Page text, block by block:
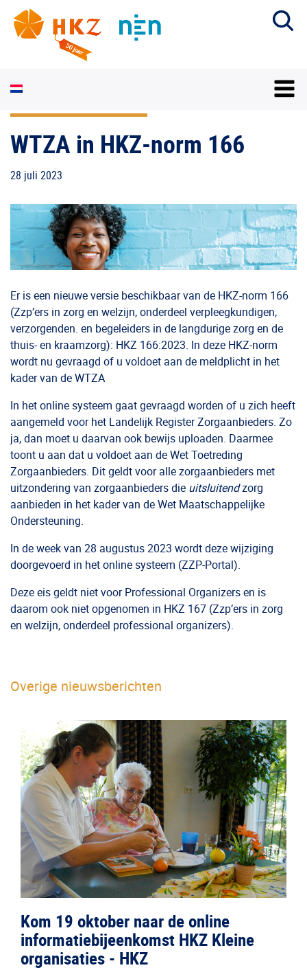
WTZA in HKZ-norm 166
28 juli 2023
Er is een nieuwe versie beschikbaar van de HKZ-norm 166
(Zzp’ers in zorg en welzijn, onderdeel verpleegkundigen,
verzorgenden. en begeleiders in de langdurige zorg en de
thuis- en kraamzorg): HKZ 166:2023. In deze HKZ-norm
wordt nu gevraagd of u voldoet aan de meldplicht in het
kader van de WTZA
In het online systeem gaat gevraagd worden of u zich heeft
aangemeld voor het Landelijk Register Zorgaanbieders. Zo
ja, dan moet u daarvan ook bewijs uploaden. Daarmee
toont u aan dat u voldoet aan de Wet Toetreding
Zorgaanbieders. Dit geldt voor alle zorgaanbieders met
uitzondering van zorgaanbieders die uitsluitendzorg
aanbieden in het kader van de Wet Maatschappelijke
Ondersteuning.
In de week van 28 augustus 2023 wordt deze wijziging
doorgevoerd in het online systeem (ZZP-Portal).
Deze eis geldt niet voor Professional Organizers en is
daarom ook niet opgenomen in HKZ 167 (Zzp’ers in zorg
en welzijn, onderdeel professional organizers).
Overige nieuwsberichten
Kom 19 oktober naar de online
informatiebijeenkomst HKZ Kleine
organisaties - HKZ